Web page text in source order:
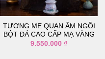
TƯỢNG MẸ QUAN ÂM NGỒI
BỘT ĐÁ CAO CẤP MẠ VÀNG
9.550.000 ₫